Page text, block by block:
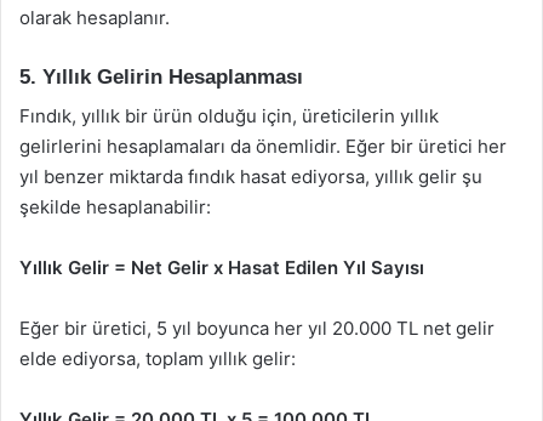
olarak hesaplanır.
5. Yıllık Gelirin Hesaplanması
Fındık, yıllık bir ürün olduğu için, üreticilerin yıllık
gelirlerini hesaplamaları da önemlidir. Eğer bir üretici her
yıl benzer miktarda fındık hasat ediyorsa, yıllık gelir şu
şekilde hesaplanabilir:
Yıllık Gelir = Net Gelir x Hasat Edilen Yıl Sayısı
Eğer bir üretici, 5 yıl boyunca her yıl 20.000 TL net gelir
elde ediyorsa, toplam yıllık gelir: